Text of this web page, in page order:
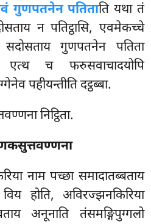
गुणपतनेन पतिताति यथा तं
न पतिट्ठासि, एवमेकच्चे
सदोसताय गुणपतनेन पतिता
एत्थ च फरुसवाचादयोपि
पहीयन्तीति दट्ठब्बा.
निट्ठिता.
नाम पच्छा समादातब्बताय
होति, अविरज्झनकिरिया
अनूनाति तंसमङ्गिपुग्गलो